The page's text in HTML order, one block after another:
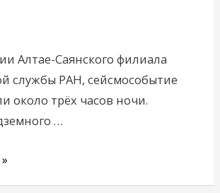
Алтае-Саянского филиала
службы РАН, сейсмособытие
около трёх часов ночи.
…